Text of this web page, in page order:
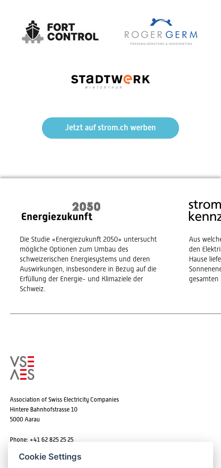
Jetzt auf strom.ch werben
Die Studie «Energiezukunft 2050» untersucht
mögliche Optionen zum Umbau des
schweizerischen Energiesystems und deren
Auswirkungen, insbesondere in Bezug auf die
Erfüllung der Energie- und Klimaziele der
Schweiz.
Aus
den
Hause
gesamten
Association of Swiss Electricity Companies
Hintere Bahnhofstrasse 10
5000 Aarau
Phone: +41 62 825 25 25
Cookie Settings